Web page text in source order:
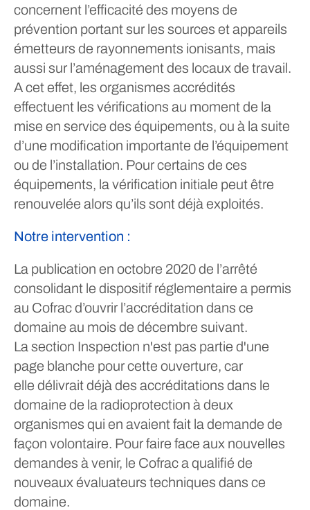
concernent l’efficacité des moyens de
prévention portant sur les sources et appareils
émetteurs de rayonnements ionisants, mais
aussi sur l’aménagement des locaux de travail.
A cet effet, les organismes accrédités
effectuent les vérifications au moment de la
mise en service des équipements, ou à la suite
d’une modification importante de l’équipement
ou de l’installation. Pour certains de ces
équipements, la vérification initiale peut être
renouvelée alors qu’ils sont déjà exploités.
Notre intervention :
La publication en octobre 2020 de l’arrêté
consolidant le dispositif réglementaire a permis
au Cofrac d’ouvrir l’accréditation dans ce
domaine au mois de décembre suivant.
La section Inspection n'est pas partie d'une
page blanche pour cette ouverture, car
elle délivrait déjà des accréditations dans le
domaine de la radioprotection à deux
organismes qui en avaient fait la demande de
façon volontaire. Pour faire face aux nouvelles
demandes à venir, le Cofrac a qualifié de
nouveaux évaluateurs techniques dans ce
domaine.